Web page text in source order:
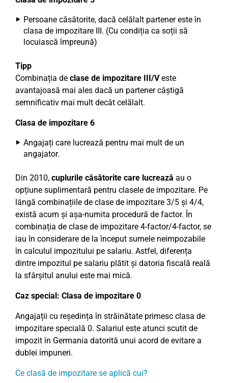
Persoane căsătorite, dacă celălalt partener este în
clasa de impozitare III. (Cu condiția ca soții să
locuiască împreună)
Tipp
Combinația de clase de impozitare III/Veste
avantajoasă mai ales dacă un partener câștigă
semnificativ mai mult decât celălalt.
Clasa de impozitare 6
Angajați care lucrează pentru mai mult de un
angajator.
Din 2010, cuplurile căsătorite care lucrează au o
opțiune suplimentară pentru clasele de impozitare. Pe
lângă combinațiile de clase de impozitare 3/5 și 4/4,
există acum și așa-numita procedură de factor. În
combinația de clase de impozitare 4-factor/4-factor, se
iau în considerare de la început sumele neimpozabile
în calculul impozitului pe salariu. Astfel, diferența
dintre impozitul pe salariu plătit și datoria fiscală reală
la sfârșitul anului este mai mică.
Caz special: Clasa de impozitare 0
Angajații cu reședința în străinătate primesc clasa de
impozitare specială 0. Salariul este atunci scutit de
impozit în Germania datorită unui acord de evitare a
dublei impuneri.
Ce clasă de impozitare se aplică cui?